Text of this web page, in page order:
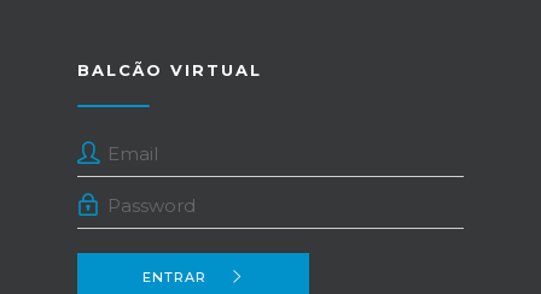
BALCÃO VIRTUAL
ENTRAR